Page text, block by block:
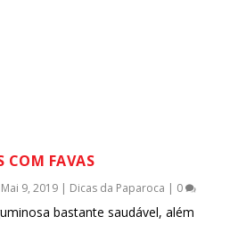
COM FAVAS
Mai 9, 2019 | Dicas da Paparoca | 0
bastante saudável, além